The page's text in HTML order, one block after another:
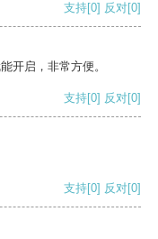
支持[0] 反对[0]
开启，非常方便。
支持[0] 反对[0]
支持[0] 反对[0]